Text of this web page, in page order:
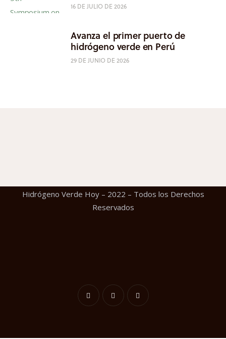
16 DE JULIO DE 2026
Avanza el primer puerto de
hidrógeno verde en Perú
29 DE JUNIO DE 2026
Hidrógeno Verde Hoy – 2022 – Todos los Derechos
Reservados